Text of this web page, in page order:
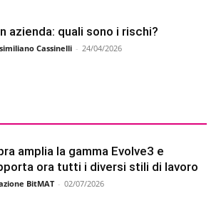
azienda: quali sono i rischi?
Cassinelli - 24/04/2026
amplia la gamma Evolve3 e
ora tutti i diversi stili di lavoro
BitMAT - 02/07/2026